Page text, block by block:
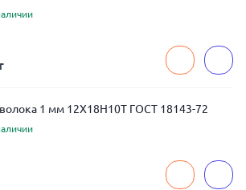
1 мм 12Х18Н10Т ГОСТ 18143-72